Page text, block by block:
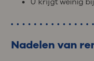
Nadelen van